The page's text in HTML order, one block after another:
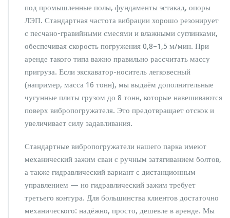
под промышленные полы, фундаменты эстакад, опоры
ЛЭП. Стандартная частота вибрации хорошо резонирует
с песчано-гравийными смесями и влажными суглинками,
обеспечивая скорость погружения 0,8–1,5 м/мин. При
аренде такого типа важно правильно рассчитать массу
пригруза. Если экскаватор-носитель легковесный
(например, масса 16 тонн), мы выдаём дополнительные
чугунные плиты грузом до 8 тонн, которые навешиваются
поверх вибропогружателя. Это предотвращает отскок и
увеличивает силу задавливания.
Стандартные вибропогружатели нашего парка имеют
механический зажим сваи с ручным затягиванием болтов,
а также гидравлический вариант с дистанционным
управлением — но гидравлический зажим требует
третьего контура. Для большинства клиентов достаточно
механического: надёжно, просто, дешевле в аренде. Мы